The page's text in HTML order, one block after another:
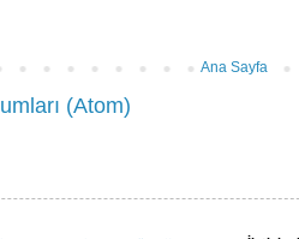
Ana Sayfa
(Atom)